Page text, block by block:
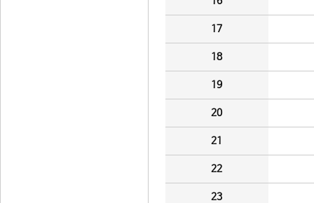
17
18
19
20
21
22
23